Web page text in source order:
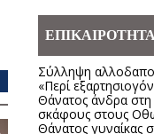
Σύλληψη
«Περί
Θάνατος άνδρα
σκάφους στους
Θάνατος γυναίκας